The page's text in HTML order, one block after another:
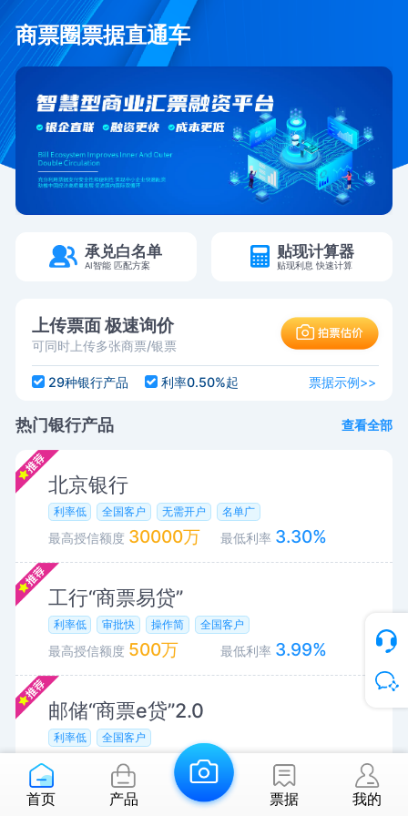
商票圈票据直通车
承兑白名单
AI智能 匹配方案
贴现计算器
贴现利息 快速计算
上传票面 极速询价
可同时上传多张商票/银票
29种银行产品 利率0.50%起 票据示例>>
热门银行产品 查看全部
北京银行
利率低 全国客户 无需开户 名单广
最高授信额度 30000万 最低利率 3.30%
工行“商票易贷”
利率低 审批快 操作简 全国客户
最高授信额度 500万 最低利率 3.99%
邮储“商票e贷”2.0
利率低 全国客户
最高授信额度1000万 最低利率3.95%
首页 产品 票据 我的